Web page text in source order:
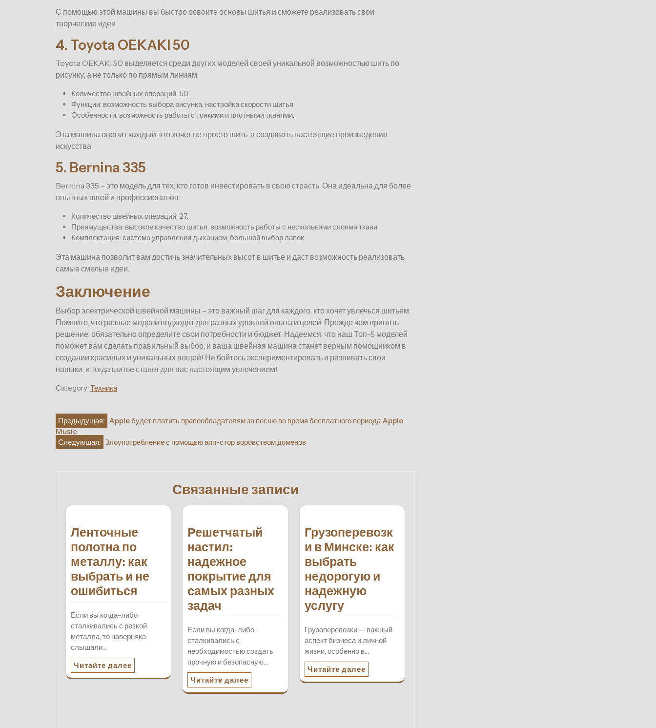
С помощью этой машины вы быстро освоите основы шитья и сможете реализовать свои
творческие идеи.
4. Toyota OEKAKI 50
Toyota OEKAKI 50 выделяется среди других моделей своей уникальной возможностью шить по
рисунку, а не только по прямым линиям.
Количество швейных операций: 50.
Функции: возможность выбора рисунка, настройка скорости шитья.
Особенности: возможность работы с тонкими и плотными тканями.
Эта машина оценит каждый, кто хочет не просто шить, а создавать настоящие произведения
искусства.
5. Bernina 335
Bernina 335 – это модель для тех, кто готов инвестировать в свою страсть. Она идеальна для более
опытных швей и профессионалов.
Количество швейных операций: 27.
Преимущества: высокое качество шитья, возможность работы с несколькими слоями ткани.
Комплектация: система управления дыханием, большой выбор лапок.
Эта машина позволит вам достичь значительных высот в шитье и даст возможность реализовать
самые смелые идеи.
Заключение
Выбор электрической швейной машины – это важный шаг для каждого, кто хочет увлечься шитьем.
Помните, что разные модели подходят для разных уровней опыта и целей. Прежде чем принять
решение, обязательно определите свои потребности и бюджет. Надеемся, что наш Топ-5 моделей
поможет вам сделать правильный выбор, и ваша швейная машина станет верным помощником в
создании красивых и уникальных вещей! Не бойтесь экспериментировать и развивать свои
навыки, и тогда шитье станет для вас настоящим увлечением!
Category: Техника
Навигация
по
Предыдущая: Apple будет платить правообладателям за песню во время бесплатного периода Apple
Music
Следующая: Злоупотребление с помощью апп-стор воровством доменов
Связанные записи
Ленточные
полотна по
металлу: как
выбрать и не
ошибиться
Если вы когда-либо
сталкивались с резкой
металла, то наверняка
слышали…
Читайте далее
Решетчатый
настил:
надежное
покрытие для
самых разных
задач
Если вы когда-либо
сталкивались с
необходимостью создать
прочную и безопасную…
Читайте далее
Грузоперевозк
и в Минске: как
выбрать
недорогую и
надежную
услугу
Грузоперевозки — важный
аспект бизнеса и личной
жизни, особенно в…
Читайте далее